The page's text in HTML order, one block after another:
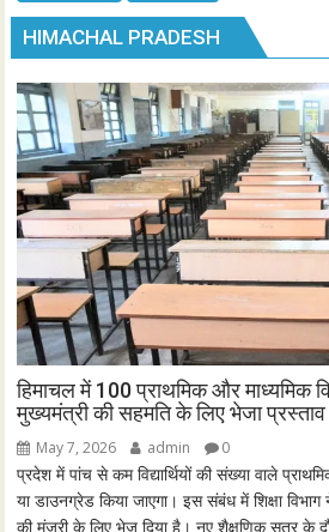
HIMACHAL PRADESH
हिमाचल में 100 प्राथमिक और माध्यमिक
मुख्यमंत्री की सहमति के लिए भेजा प्रस्ताव
May 7, 2026 admin 0
प्रदेश में पांच से कम विद्यार्थियों की संख्या वाले
या डाउनग्रेड किया जाएगा। इस संबंध में शिक्षा
की मंजूरी के लिए भेज दिया है। नए शैक्षणिक सत्र के